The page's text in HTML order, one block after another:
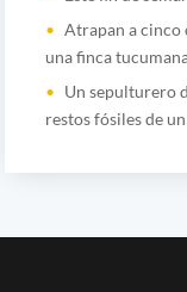
Atrapan a cinco
una finca
Un sepulturero
restos fósiles de